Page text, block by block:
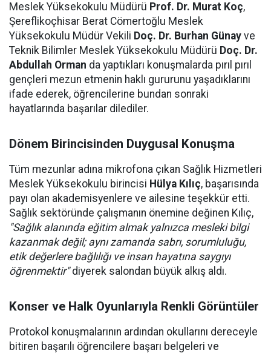
Meslek Yüksekokulu Müdürü Prof. Dr. Murat Koç,
Şereflikoçhisar Berat Cömertoğlu Meslek
Yüksekokulu Müdür Vekili Doç. Dr. Burhan Günay ve
Teknik Bilimler Meslek Yüksekokulu Müdürü Doç. Dr.
Abdullah Orman da yaptıkları konuşmalarda pırıl pırıl
gençleri mezun etmenin haklı gururunu yaşadıklarını
ifade ederek, öğrencilerine bundan sonraki
hayatlarında başarılar dilediler.
Dönem Birincisinden Duygusal Konuşma
Tüm mezunlar adına mikrofona çıkan Sağlık Hizmetleri
Meslek Yüksekokulu birincisi Hülya Kılıç, başarısında
payı olan akademisyenlere ve ailesine teşekkür etti.
Sağlık sektöründe çalışmanın önemine değinen Kılıç,
"Sağlık alanında eğitim almak yalnızca mesleki bilgi
kazanmak değil; aynı zamanda sabrı, sorumluluğu,
etik değerlere bağlılığı ve insan hayatına saygıyı
öğrenmektir"diyerek salondan büyük alkış aldı.
Konser ve Halk Oyunlarıyla Renkli Görüntüler
Protokol konuşmalarının ardından okullarını dereceyle
bitiren başarılı öğrencilere başarı belgeleri ve